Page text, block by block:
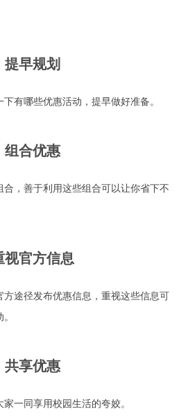
提早规划
有哪些优惠活动，提早做好准备。
组合优惠
，善于利用这些组合可以让你省下不
视官方信息
途径发布优惠信息，重视这些信息可
共享优惠
一同享用校园生活的夸姣。